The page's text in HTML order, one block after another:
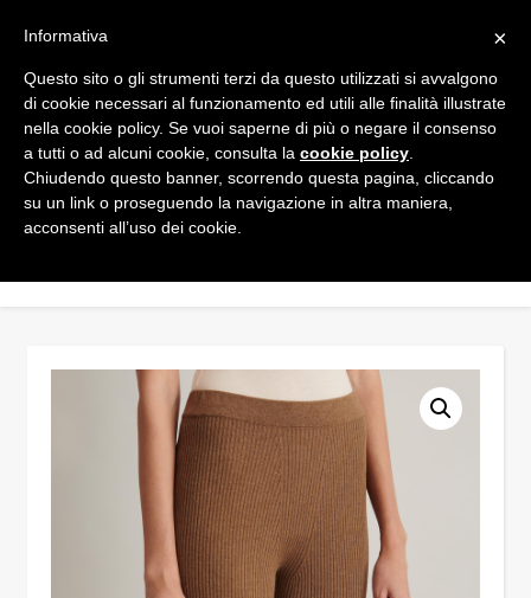
×
Informativa
Questo sito o gli strumenti terzi da questo utilizzati si avvalgono
di cookie necessari al funzionamento ed utili alle finalità illustrate
nella cookie policy. Se vuoi saperne di più o negare il consenso
a tutti o ad alcuni cookie, consulta la cookie policy
Chiudendo questo banner, scorrendo questa pagina, cliccando
su un link o proseguendo la navigazione in altra maniera,
acconsenti all’uso dei cookie.